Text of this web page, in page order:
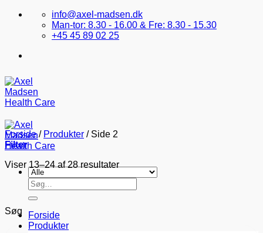
Fortsæt
info@axel-madsen.dk
Man-tor: 8.30 - 16.00 & Fre: 8.30 - 15.30
+45 45 89 02 25
Søg
efter:
Forside
Produkter
Forside / Produkter /Side 2
Filter
Viser 13–24 af 28 resultater
Søg